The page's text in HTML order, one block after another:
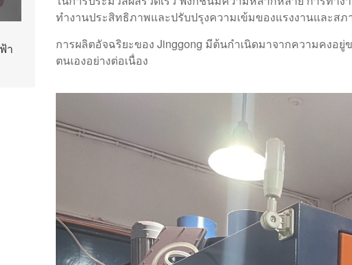
า
ทำงานประสิทธิภาพและปรับปรุงความเข้มของแรงงานและส
การผลิตอัจฉริยะของ Jinggong มีต้นกำเนิดมาจากความคง
ตนเองอย่างต่อเนื่อง